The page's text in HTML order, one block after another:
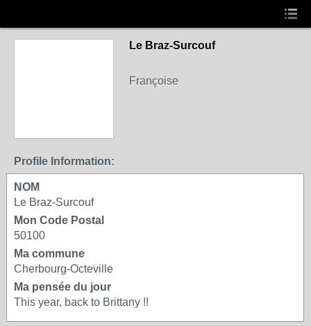
Le Braz-Surcouf
Françoise
Profile Information:
NOM
Le Braz-Surcouf
Mon Code Postal
50100
Ma commune
Cherbourg-Octeville
Ma pensée du jour
This year, back to Brittany !!